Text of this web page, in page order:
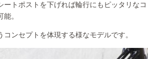
ートポストを下げれば輪行にもピッタリなコ
。
コンセプトを体現する様なモデルです。